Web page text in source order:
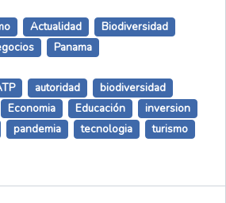
Actualidad
Biodiversidad
Panama
autoridad
biodiversidad
Economia Educación
inversion
pandemia tecnologia turismo